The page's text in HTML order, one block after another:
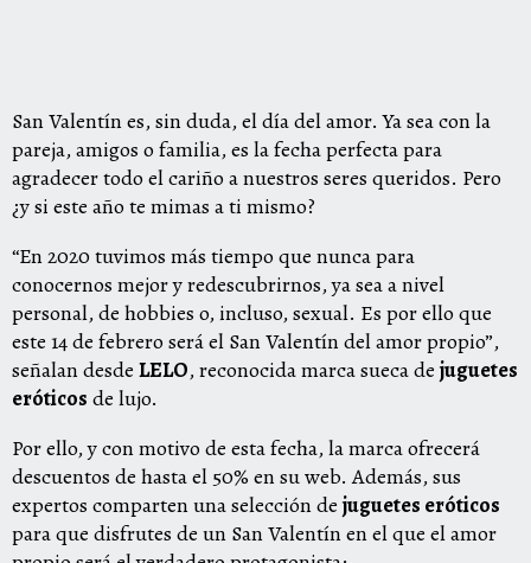
San Valentín es, sin duda, el día del amor. Ya sea con la
pareja, amigos o familia, es la fecha perfecta para
agradecer todo el cariño a nuestros seres queridos. Pero
¿y si este año te mimas a ti mismo?
“En 2020 tuvimos más tiempo que nunca para
conocernos mejor y redescubrirnos, ya sea a nivel
personal, de hobbies o, incluso, sexual. Es por ello que
este 14 de febrero será el San Valentín del amor propio”,
señalan desde LELO, reconocida marca sueca de juguetes
eróticos de lujo.
Por ello, y con motivo de esta fecha, la marca ofrecerá
descuentos de hasta el 50% en suweb. Además, sus
expertos comparten una selección de juguetes eróticos
para que disfrutes de un San Valentín en el que el amor